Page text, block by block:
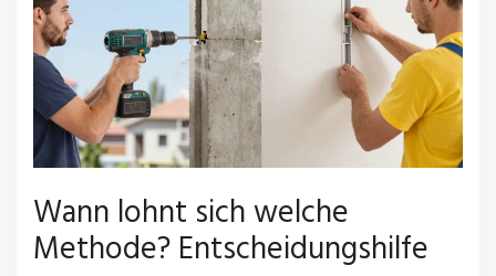
Wann lohnt sich welche
Methode? Entscheidungshilfe